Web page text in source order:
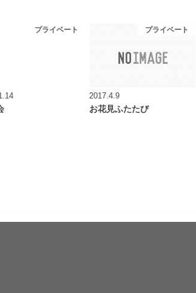
プライベート プライベート
2017.4.9
お花見ふたたび